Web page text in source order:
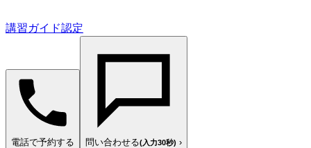
講習ガイド認定
電話で予約する 問い合わせる(入力30秒) ›